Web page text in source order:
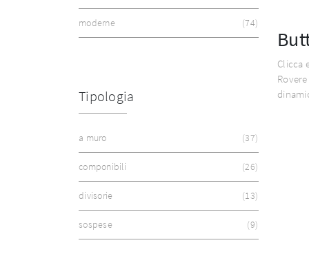
Clicca
moderne 74
Tipologia
a muro 37
componibili 26
divisorie 13
sospese 9